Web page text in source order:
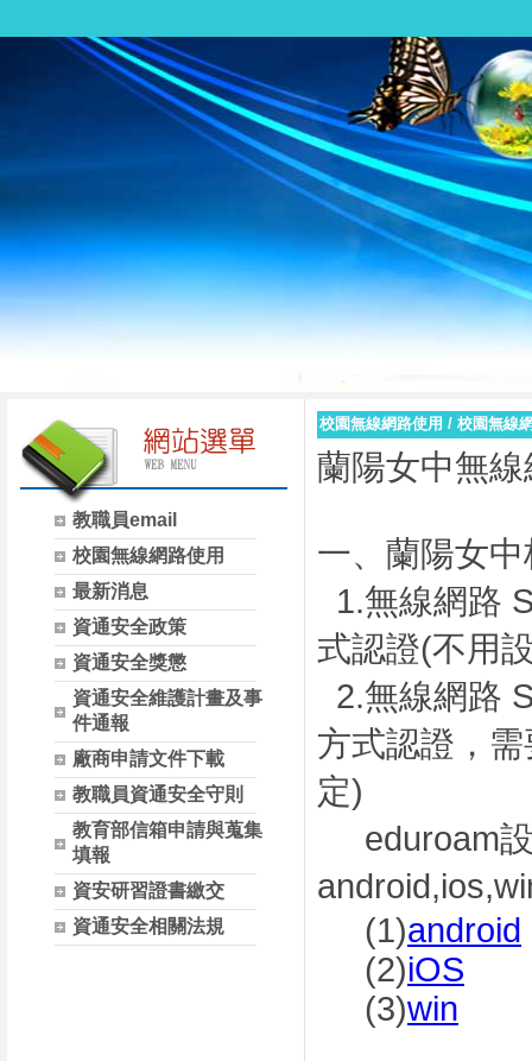
教職員email
校園無線網路使用
最新消息
資通安全政策
資通安全獎懲
資通安全維護計畫及事
件通報
廠商申請文件下載
教職員資通安全守則
教育部信箱申請與蒐集
填報
資安研習證書繳交
資通安全相關法規
校園無線網路使用 / 校園無線
蘭陽女中無
一、蘭陽女
1.無線網路
式認證(不用
2.無線網路
方式認證，
定)
eduroam設
(1)android
(2)iOS
(3)win